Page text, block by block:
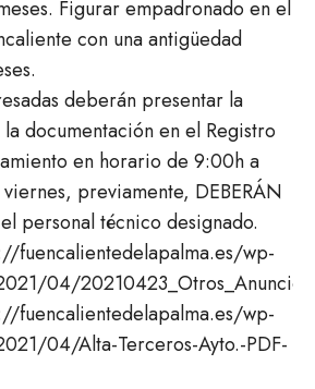
Figurar empadronado en el
con una antigüedad
deberán presentar la
documentación en el Registro
en horario de 9:00h a
previamente, DEBERÁN
personal técnico designado.
fuencalientedelapalma.es/wp-
04/
fuencalientedelapalma.es/wp-
04/Alta-Terceros-Ayto.-PDF-